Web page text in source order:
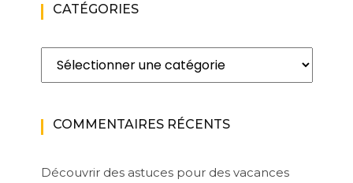
CATÉGORIES
Catégories
COMMENTAIRES RÉCENTS
Découvrir des astuces pour des vacances